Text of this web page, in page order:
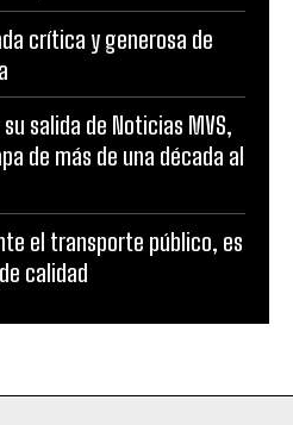
crítica y generosa de
salida de Noticias MVS,
de más de una década al
el transporte público, es
calidad